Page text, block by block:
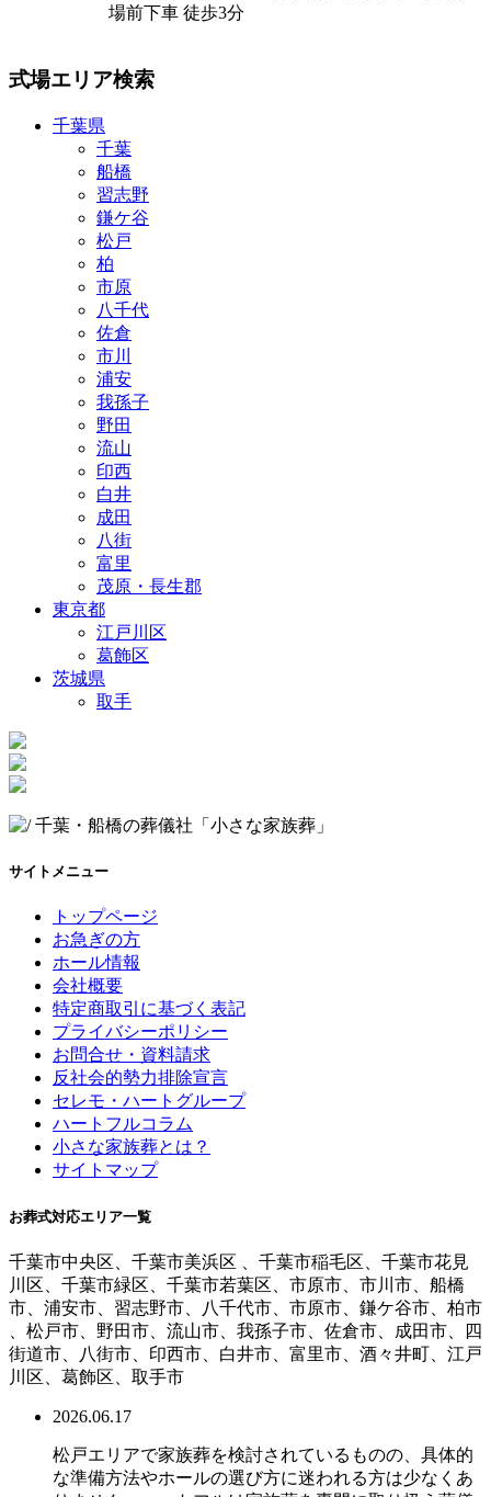
場前下車 徒歩3分
式場エリア検索
千葉県
千葉
船橋
習志野
鎌ケ谷
松戸
柏
市原
八千代
佐倉
市川
浦安
我孫子
野田
流山
印西
白井
成田
八街
富里
茂原・長生郡
東京都
江戸川区
葛飾区
茨城県
取手
サイトメニュー
トップページ
お急ぎの方
ホール情報
会社概要
特定商取引に基づく表記
プライバシーポリシー
お問合せ・資料請求
反社会的勢力排除宣言
セレモ・ハートグループ
ハートフルコラム
小さな家族葬とは？
サイトマップ
お葬式対応エリア一覧
千葉市中央区、千葉市美浜区 、千葉市稲毛区、千葉市花見
川区、千葉市緑区、千葉市若葉区、市原市、市川市、船橋
市、浦安市、習志野市、八千代市、市原市、鎌ケ谷市、柏市
、松戸市、野田市、流山市、我孫子市、佐倉市、成田市、四
街道市、八街市、印西市、白井市、富里市、酒々井町、江戸
川区、葛飾区、取手市
2026.06.17
松戸エリアで家族葬を検討されているものの、具体的
な準備方法やホールの選び方に迷われる方は少なくあ